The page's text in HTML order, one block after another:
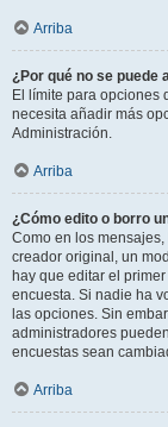
Arriba
¿Por qué no se puede
El límite para opciones
necesita añadir más
Administración.
Arriba
¿Cómo edito o borro
Como en los
creador original, un
hay que editar el
encuesta. Si nadie ha
las opciones. Sin
administradores
encuestas sean
Arriba